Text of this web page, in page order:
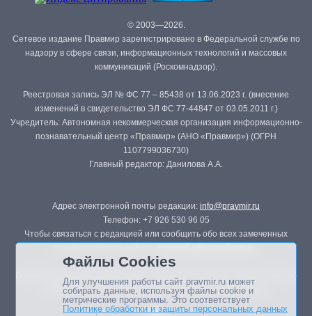
© 2003—2026.
Сетевое издание Правмир зарегистрировано в Федеральной службе по
надзору в сфере связи, информационных технологий и массовых
коммуникаций (Роскомнадзор).
Реестровая запись ЭЛ № ФС 77 – 85438 от 13.06.2023 г. (внесение
изменений в свидетельство ЭЛ ФС 77-44847 от 03.05.2011 г.)
Учредитель: Автономная некоммерческая организация информационно-
познавательный центр «Правмир» (АНО «Правмир») (ОГРН
1107799036730)
Главный редактор: Данилова А.А.
Адрес электронной почты редакции: info@pravmir.ru
Телефон: +7 926 530 96 05
Чтобы связаться с редакцией или сообщить обо всех замеченных
Републикация материалов сайта в печатных изданиях (книгах, прессе)
возможна только с письменного разрешения редакции.
Файлы Cookies
Для улучшения работы сайт pravmir.ru может
собирать данные, используя файлы cookie и
метрические программы. Это соответствует
Политике обработки и защиты персональных данных